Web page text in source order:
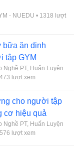
- NUEDU • 1318 lượt
bữa ăn dinh
tập GYM
Nghề PT, Huấn Luyện
lượt xem
cho người tập
cơ hiệu quả
Nghề PT, Huấn Luyện
lượt xem